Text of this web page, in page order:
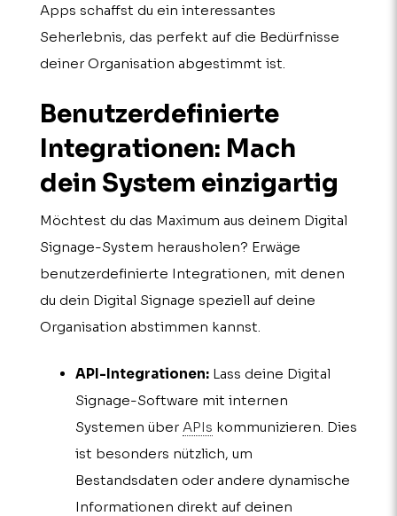
Apps schaffst du ein interessantes
Seherlebnis, das perfekt auf die Bedürfnisse
deiner Organisation abgestimmt ist.
Benutzer­definierte
Integrationen: Mach
dein System einzig­artig
Möchtest du das Maximum aus deinem Digital
Signage-System herausholen? Erwäge
benutzerdefinierte Integrationen, mit denen
du dein Digital Signage speziell auf deine
Organisation abstimmen kannst.
API-Integrationen:Lass deine Digital
Signage-Software mit internen
Systemen über APIs kommunizieren. Dies
ist besonders nützlich, um
Bestandsdaten oder andere dynamische
Informationen direkt auf deinen